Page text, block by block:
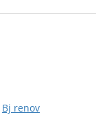
Bj renov